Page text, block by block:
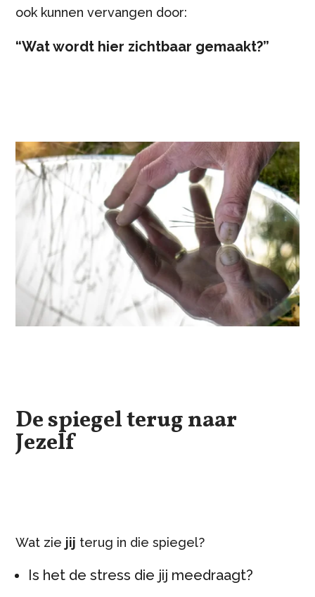
ook kunnen vervangen door:
“Wat wordt hier zichtbaar gemaakt?”
De spiegel terug naar
Jezelf
Wat zie jij terug in die spiegel?
Is het de stress die jij meedraagt?